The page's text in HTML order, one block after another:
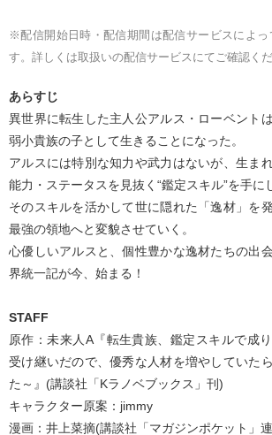
※配信開始日時・配信期間は配信サービスによっ
す。詳しくは取扱いの配信サービスにてご確認くだ
あらすじ
異世界に転生した主人公アルス・ローベント
弱小貴族の子として生きることになった。
アルスには特別な知力や武力はないが、生ま
能力・ステータスを見抜く“鑑定スキル”を手に
そのスキルを活かして世に隠れた「逸材」を
最強の領地へと変貌させていく。
心優しいアルスと、個性豊かな逸材たちの出
界統一記が今、始まる！
STAFF
原作：未来人A『転生貴族、鑑定スキルで成
受け継いだので、優秀な人材を増やしていた
た～』(講談社「Kラノベブックス」刊)
キャラクター原案：jimmy
漫画：井上菜摘(講談社「マガジンポケット」